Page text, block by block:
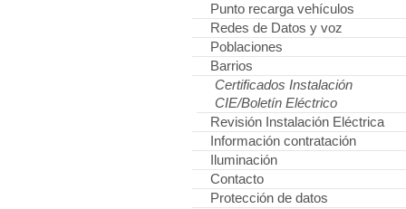
Punto recarga vehículos
Redes de Datos y voz
Poblaciones
Barrios
Certificados Instalación
CIE/Boletín Eléctrico
Revisión Instalación Eléctrica
Información contratación
Iluminación
Contacto
Protección de datos